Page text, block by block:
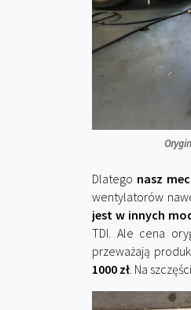
Dlatego nasz
wentylatorów
jest w innych
TDI. Ale cena
przeważają
1000 zł. Na